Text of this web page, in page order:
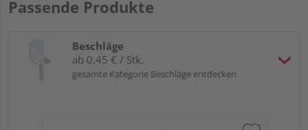
Passende Produkte
Beschläge
ab 0,45 € / Stk.
gesamte Kategorie Beschläge entdecken